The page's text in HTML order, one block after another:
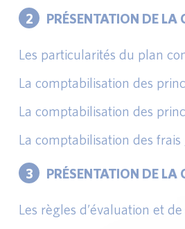
2 PRÉSENTATION DE LA
Les particularités du plan
La comptabilisation des
La comptabilisation des
La comptabilisation des frais
3 PRÉSENTATION DE LA
Les règles d’évaluation et